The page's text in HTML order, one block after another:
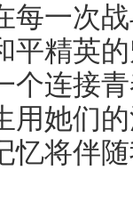
每一次
平精英
个连接
用她们
忆将伴